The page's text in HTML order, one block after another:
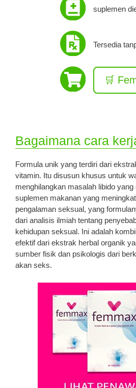
suplemen
Tersedia
🛒
Bagaimana cara
Formula unik yang terdiri dari
vitamin. Itu disusun khusus untuk
menghilangkan masalah libido
suplemen makanan yang
pengalaman seksual, yang
dari analisis ilmiah tentang
kehidupan seksual. Ini adalah
efektif dari ekstrak herbal organik
sumber fisik dan psikologis dari
akan seks.